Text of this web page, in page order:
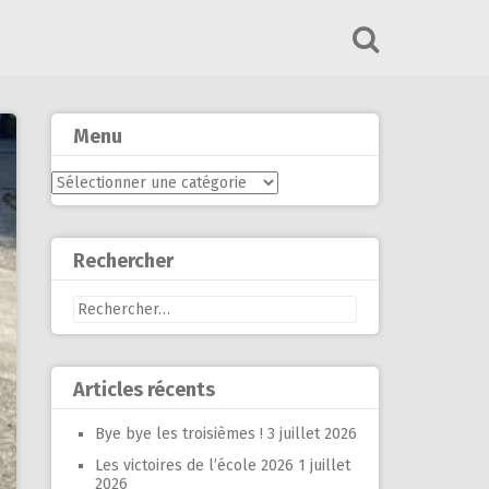
Menu
Menu
Rechercher
Rechercher :
Articles récents
Bye bye les troisièmes ! 3 juillet 2026
Les victoires de l’école 2026 1 juillet
2026